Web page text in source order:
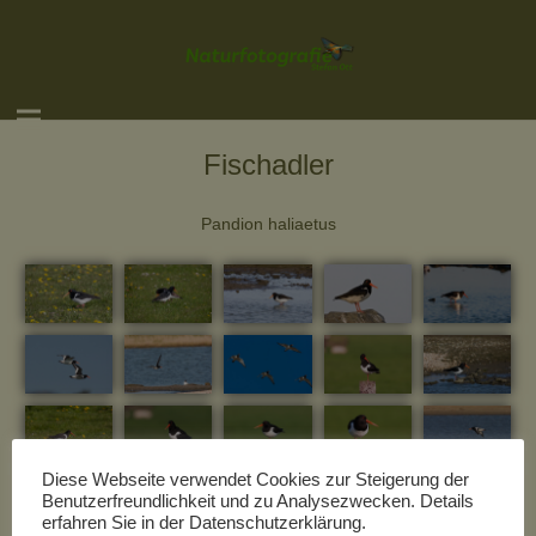
Fischadler
Pandion haliaetus
Diese Webseite verwendet Cookies zur Steigerung der
Benutzerfreundlichkeit und zu Analysezwecken. Details
erfahren Sie in der Datenschutzerklärung.